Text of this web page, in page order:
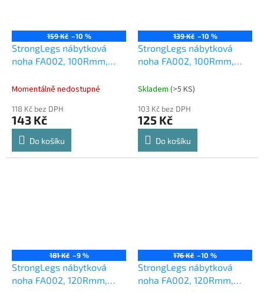
159 Kč –10 %
StrongLegs nábytková
noha FA002, 100Rmm,
Momentálně nedostupné
118 Kč bez DPH
143 Kč
Do košíku
139 Kč –10 %
StrongLegs nábytková
noha FA002, 100Rmm,
Skladem (>5 KS)
103 Kč bez DPH
125 Kč
Do košíku
181 Kč –9 %
StrongLegs nábytková
noha FA002, 120Rmm,
176 Kč –10 %
StrongLegs nábytková
noha FA002, 120Rmm,